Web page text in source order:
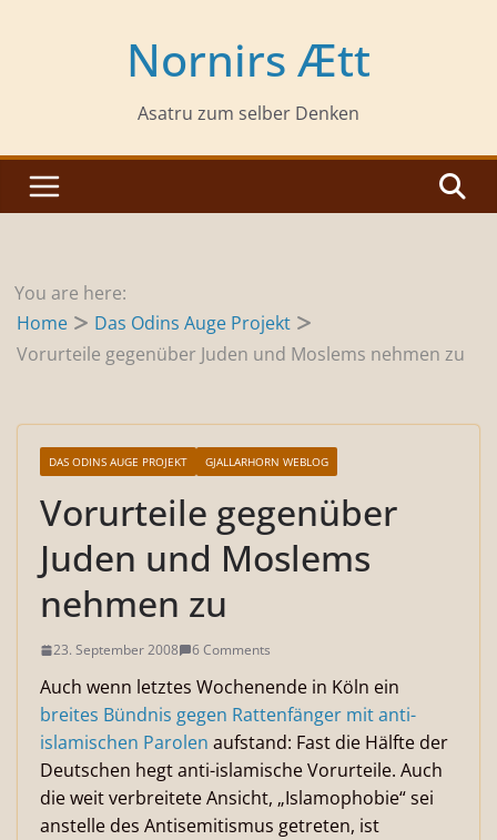
Nornirs Ætt
Asatru zum selber Denken
You are here:
Home
Das Odins Auge Projekt
Vorurteile gegenüber Juden und Moslems nehmen zu
DAS ODINS AUGE PROJEKT GJALLARHORN WEBLOG
Vorurteile gegenüber
Juden und Moslems
nehmen zu
23. September 2008 6 Comments
Auch wenn letztes Wochenende in Köln ein
breites Bündnis gegen Rattenfänger mit anti-
islamischen Parolen aufstand: Fast die Hälfte der
Deutschen hegt anti-islamische Vorurteile. Auch
die weit verbreitete Ansicht, „Islamophobie“ sei
anstelle des Antisemitismus getreten, ist